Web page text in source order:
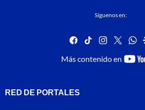
Síguenos en:
facebook
tiktok instagram
twitter
Más contenido en
RED DE PORTALES